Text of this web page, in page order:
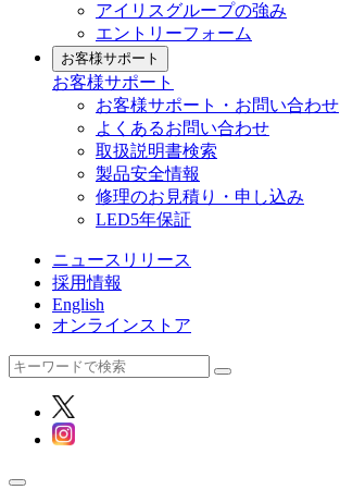
アイリスグループの強み
エントリーフォーム
お客様サポート
お客様サポート
お客様サポート・お問い合わせ
よくあるお問い合わせ
取扱説明書検索
製品安全情報
修理のお見積り・申し込み
LED5年保証
ニュースリリース
採用情報
English
オンラインストア